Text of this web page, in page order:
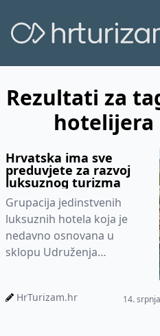
Rezultati za
hotelijera
Hrvatska ima sve
preduvjete za razvoj
luksuznog turizma
Grupacija jedinstvenih
luksuznih hotela koja je
nedavno osnovana u
sklopu Udruženja
utorak, 12....
HrTurizam.hr 14.